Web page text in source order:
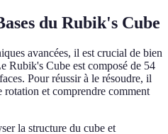
du Rubik's Cube
avancées, il est crucial de bien
Rubik's Cube est composé de 54
Pour réussir à le résoudre, il
rotation et comprendre comment
la structure du cube et